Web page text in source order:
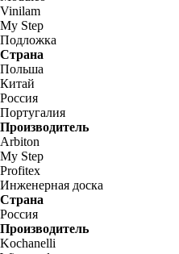
Vinilam
My Step
Подложка
Страна
Польша
Китай
Россия
Португалия
Производитель
Arbiton
My Step
Profitex
Инженерная доска
Страна
Россия
Производитель
Kochanelli